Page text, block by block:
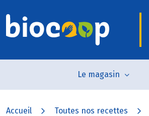
Le magasin
Accueil Toutes nos recettes